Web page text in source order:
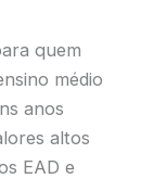
quem
médio
anos
altos
EAD e